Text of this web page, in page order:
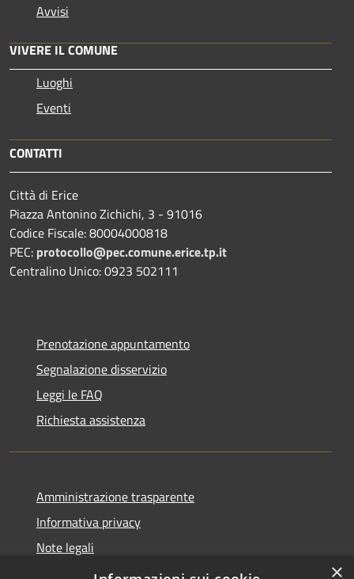
Avvisi
VIVERE IL COMUNE
Luoghi
Eventi
CONTATTI
Città di Erice
Piazza Antonino Zichichi, 3 - 91016
Codice Fiscale: 80004000818
PEC: protocollo@pec.comune.erice.tp.it
Centralino Unico: 0923 502111
Prenotazione appuntamento
Segnalazione disservizio
Leggi le FAQ
Richiesta assistenza
Amministrazione trasparente
Informativa privacy
Note legali
Dichiarazione di accessibilità
×